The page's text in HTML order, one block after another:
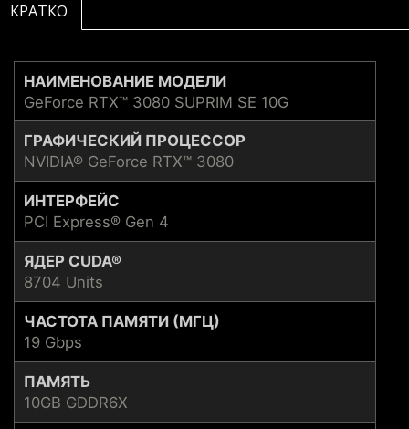
КРАТКО
НАИМЕНОВАНИЕ МОДЕЛИ
GeForce RTX™ 3080 SUPRIM SE 10G
ГРАФИЧЕСКИЙ ПРОЦЕССОР
NVIDIA® GeForce RTX™ 3080
ИНТЕРФЕЙС
PCI Express® Gen 4
ЯДЕР CUDA®
8704 Units
ЧАСТОТА ПАМЯТИ (МГЦ)
19 Gbps
ПАМЯТЬ
10GB GDDR6X